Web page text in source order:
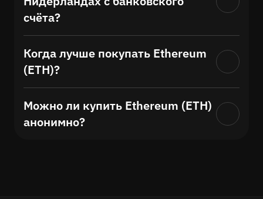
счёта?
Когда лучше покупать Ethereum
(ETH)?
Можно ли купить Ethereum (ETH)
анонимно?